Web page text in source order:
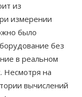
из
измерении
было
без
в реальном
Несмотря на
вычислений